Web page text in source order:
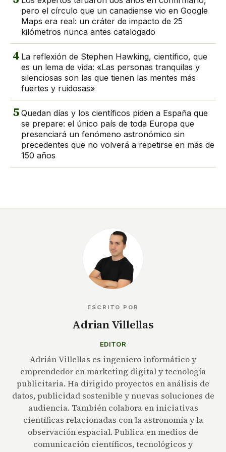
pero el círculo que un canadiense vio en Google
Maps era real: un cráter de impacto de 25
kilómetros nunca antes catalogado
4 La reflexión de Stephen Hawking, científico, que
es un lema de vida: «Las personas tranquilas y
silenciosas son las que tienen las mentes más
fuertes y ruidosas»
5 Quedan días y los científicos piden a España que
se prepare: el único país de toda Europa que
presenciará un fenómeno astronómico sin
precedentes que no volverá a repetirse en más de
150 años
ESCRITO POR
Adrian Villellas
EDITOR
Adrián Villellas es ingeniero informático y
emprendedor en marketing digital y tecnología
publicitaria. Ha dirigido proyectos en análisis de
datos, publicidad sostenible y nuevas soluciones de
audiencia. También colabora en iniciativas
científicas relacionadas con la astronomía y la
observación espacial. Publica en medios de
comunicación científicos, tecnológicos y